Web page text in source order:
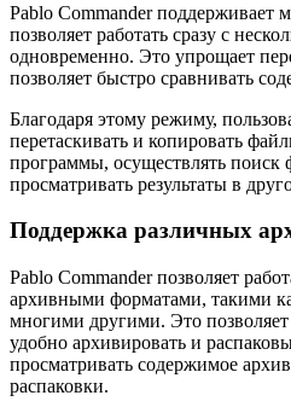
Pablo Commander поддерживает
позволяет работать сразу с
одновременно. Это упрощает
позволяет быстро сравнивать
Благодаря этому режиму,
перетаскивать и копировать
программы, осуществлять поиск
просматривать результаты в
Поддержка различных
Pablo Commander позволяет
архивными форматами, такими
многими другими. Это
удобно архивировать и
просматривать содержимое
распаковки.